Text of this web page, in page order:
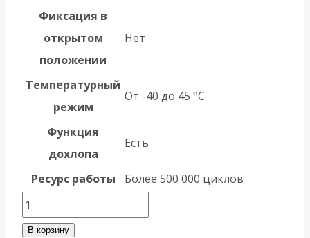
Фиксация в
открытом
положении
Нет
Температурный
режим
От -40 до 45 °С
Функция
дохлопа
Есть
Ресурс работы
Более 500 000 циклов
Количество
товара
В корзину